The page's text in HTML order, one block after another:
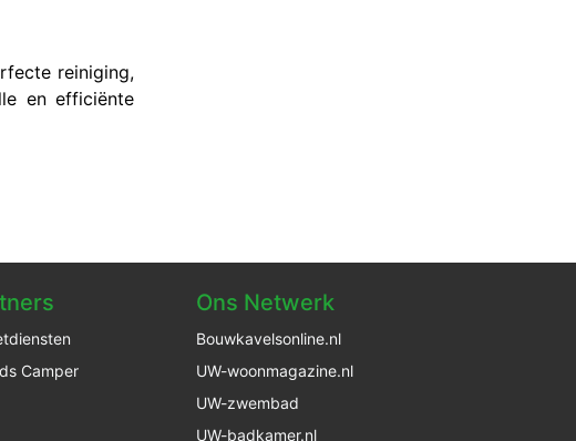
reiniging,
en efficiënte
Camper
Ons Netwerk
Bouwkavelsonline.nl
UW-woonmagazine.nl
UW-zwembad
UW-badkamer.nl